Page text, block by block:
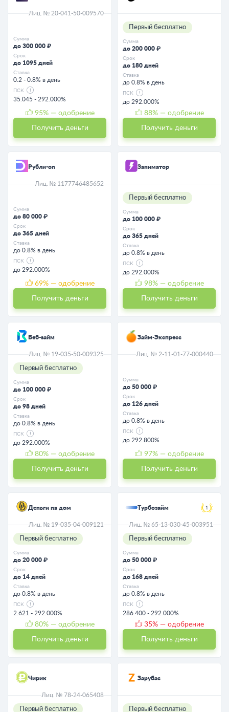
Лиц. № 20-041-50-009570
Сумма
до 300 000 ₽
Срок
до 1095 дней
Ставка
0.2 - 0.8% в день
ПСК
35.045 - 292.000%
95% — одобрение
Получить деньги
Первый бесплатно
Сумма
до 200 000 ₽
Срок
до 180 дней
Ставка
до 0.8% в день
ПСК
до 292.000%
88% — одобрение
Получить деньги
Рубли-on
Лиц. № 1177746485652
Сумма
до 80 000 ₽
Срок
до 365 дней
Ставка
до 0.8% в день
ПСК
до 292.000%
69% — одобрение
Получить деньги
Заниматор
Первый бесплатно
Сумма
до 100 000 ₽
Срок
до 365 дней
Ставка
до 0.8% в день
ПСК
до 292.000%
98% — одобрение
Получить деньги
Веб-займ
Лиц. № 19-035-50-009325
Первый бесплатно
Сумма
до 100 000 ₽
Срок
до 98 дней
Ставка
до 0.8% в день
ПСК
до 292.000%
80% — одобрение
Получить деньги
Займ-Экспресс
Лиц. № 2-11-01-77-000440
Сумма
до 50 000 ₽
Срок
до 126 дней
Ставка
до 0.8% в день
ПСК
до 292.800%
97% — одобрение
Получить деньги
Деньги на дом
Лиц. № 19-035-04-009121
Первый бесплатно
Сумма
до 20 000 ₽
Срок
до 14 дней
Ставка
до 0.8% в день
ПСК
2.621 - 292.000%
80% — одобрение
Получить деньги
Турбозайм 1
Лиц. № 65-13-030-45-003951
Первый бесплатно
Сумма
до 50 000 ₽
Срок
до 168 дней
Ставка
до 0.8% в день
ПСК
286.400 - 292.000%
35% — одобрение
Получить деньги
Чирик
Лиц. № 78-24-065408
Первый бесплатно
Зарубас
Первый бесплатно